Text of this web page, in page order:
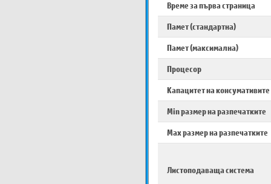
Време за първа страница
Памет (стандартна)
Памет (максимална)
Процесор
Капацитет на консумативите
Min размер на разпечатките
Max размер на разпечатките
Листоподаваща система